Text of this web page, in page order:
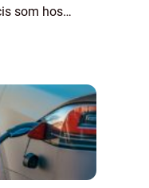
som hos